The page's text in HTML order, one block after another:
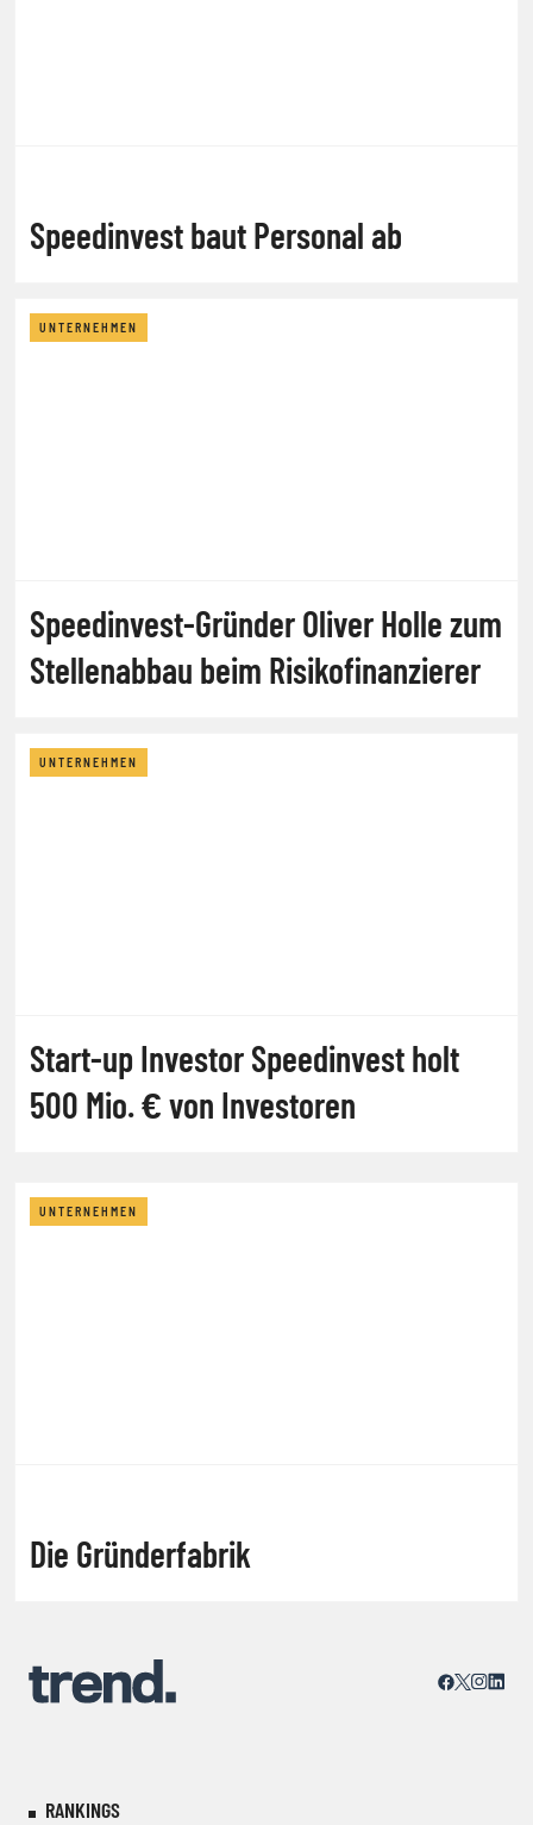
Speedinvest baut Personal ab
UNTERNEHMEN
Speedinvest-Gründer Oliver Holle zum
Stellenabbau beim Risikofinanzierer
UNTERNEHMEN
Start-up Investor Speedinvest holt
500 Mio. € von Investoren
UNTERNEHMEN
Die Gründerfabrik
RANKINGS